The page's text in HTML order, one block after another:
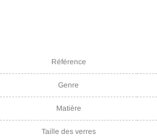
Référence
Genre
Matière
Taille des verres